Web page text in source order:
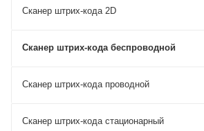
Сканер штрих-кода 2D
Сканер штрих-кода беспроводной
Сканер штрих-кода проводной
Сканер штрих-кода стационарный